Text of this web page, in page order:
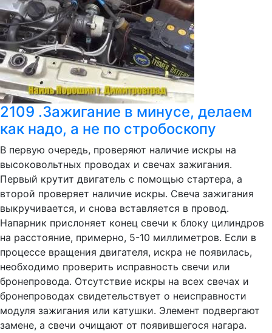
2109 .Зажигание в минусе, делаем
как надо, а не по стробоскопу
В первую очередь, проверяют наличие искры на
высоковольтных проводах и свечах зажигания.
Первый крутит двигатель с помощью стартера, а
второй проверяет наличие искры. Свеча зажигания
выкручивается, и снова вставляется в провод.
Напарник прислоняет конец свечи к блоку цилиндров
на расстояние, примерно, 5-10 миллиметров. Если в
процессе вращения двигателя, искра не появилась,
необходимо проверить исправность свечи или
бронепровода. Отсутствие искры на всех свечах и
бронепроводах свидетельствует о неисправности
модуля зажигания или катушки. Элемент подвергают
замене, а свечи очищают от появившегося нагара.